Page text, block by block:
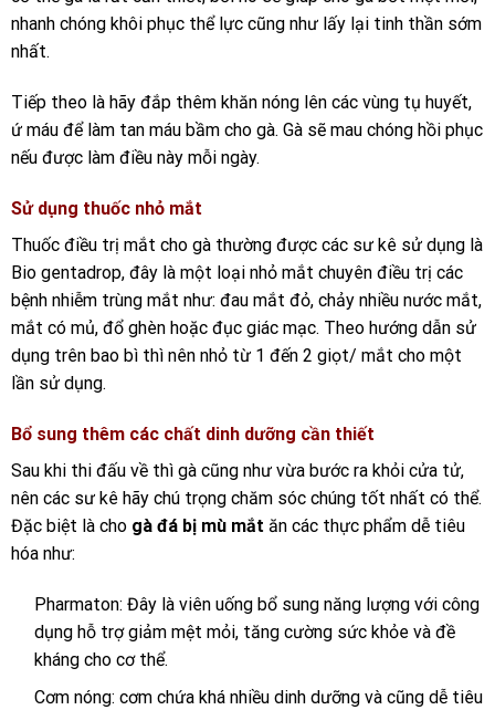
nhanh chóng khôi phục thể lực cũng như lấy lại tinh thần sớm
nhất.
Tiếp theo là hãy đắp thêm khăn nóng lên các vùng tụ huyết,
ứ máu để làm tan máu bầm cho gà. Gà sẽ mau chóng hồi phục
nếu được làm điều này mỗi ngày.
Sử dụng thuốc nhỏ mắt
Thuốc điều trị mắt cho gà thường được các sư kê sử dụng là
Bio gentadrop, đây là một loại nhỏ mắt chuyên điều trị các
bệnh nhiễm trùng mắt như: đau mắt đỏ, chảy nhiều nước mắt,
mắt có mủ, đổ ghèn hoặc đục giác mạc. Theo hướng dẫn sử
dụng trên bao bì thì nên nhỏ từ 1 đến 2 giọt/ mắt cho một
lần sử dụng.
Bổ sung thêm các chất dinh dưỡng cần thiết
Sau khi thi đấu về thì gà cũng như vừa bước ra khỏi cửa tử,
nên các sư kê hãy chú trọng chăm sóc chúng tốt nhất có thể.
Đặc biệt là cho gà đá bị mù mắt ăn các thực phẩm dễ tiêu
hóa như:
Pharmaton: Đây là viên uống bổ sung năng lượng với công
dụng hỗ trợ giảm mệt mỏi, tăng cường sức khỏe và đề
kháng cho cơ thể.
Cơm nóng: cơm chứa khá nhiều dinh dưỡng và cũng dễ tiêu